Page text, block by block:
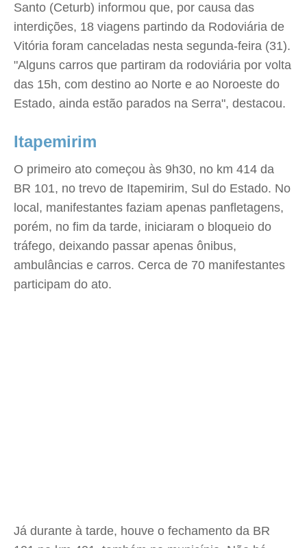
Santo (Ceturb) informou que, por causa das
interdições, 18 viagens partindo da Rodoviária de
Vitória foram canceladas nesta segunda-feira (31).
"Alguns carros que partiram da rodoviária por volta
das 15h, com destino ao Norte e ao Noroeste do
Estado, ainda estão parados na Serra", destacou.
Itapemirim
O primeiro ato começou às 9h30, no km 414 da
BR 101, no trevo de Itapemirim, Sul do Estado. No
local, manifestantes faziam apenas panfletagens,
porém, no fim da tarde, iniciaram o bloqueio do
tráfego, deixando passar apenas ônibus,
ambulâncias e carros. Cerca de 70 manifestantes
participam do ato.
Já durante à tarde, houve o fechamento da BR